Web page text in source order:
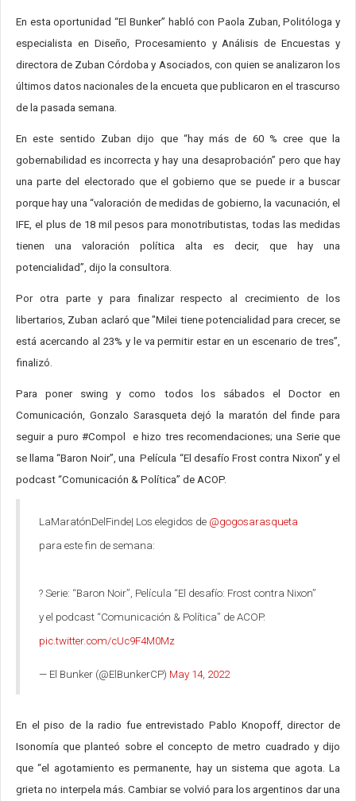
En esta oportunidad “El Bunker” habló con Paola Zuban, Politóloga y
especialista en Diseño, Procesamiento y Análisis de Encuestas y
directora de Zuban Córdoba y Asociados, con quien se analizaron los
últimos datos nacionales de la encueta que publicaron en el trascurso
de la pasada semana.
En este sentido Zuban dijo que “hay más de 60 % cree que la
gobernabilidad es incorrecta y hay una desaprobación” pero que hay
una parte del electorado que el gobierno que se puede ir a buscar
porque hay una “valoración de medidas de gobierno, la vacunación, el
IFE, el plus de 18 mil pesos para monotributistas, todas las medidas
tienen una valoración política alta es decir, que hay una
potencialidad”, dijo la consultora.
Por otra parte y para finalizar respecto al crecimiento de los
libertarios, Zuban aclaró que "Milei tiene potencialidad para crecer, se
está acercando al 23% y le va permitir estar en un escenario de tres”,
finalizó.
Para poner swing y como todos los sábados el Doctor en
Comunicación, Gonzalo Sarasqueta dejó la maratón del finde para
seguir a puro #Compol e hizo tres recomendaciones; una Serie que
se llama “Baron Noir”, una Película “El desafío Frost contra Nixon” y el
podcast “Comunicación & Política” de ACOP.
LaMaratónDelFinde| Los elegidos de @gogosarasqueta
para este fin de semana:
? Serie: “Baron Noir”, Película “El desafío: Frost contra Nixon”
y el podcast “Comunicación & Política” de ACOP.
pic.twitter.com/cUc9F4M0Mz
— El Bunker (@ElBunkerCP) May 14, 2022
En el piso de la radio fue entrevistado Pablo Knopoff, director de
Isonomía que planteó sobre el concepto de metro cuadrado y dijo
que “el agotamiento es permanente, hay un sistema que agota. La
grieta no interpela más. Cambiar se volvió para los argentinos dar una